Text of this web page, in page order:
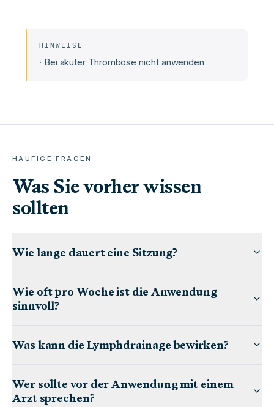
HINWEISE
· Bei akuter Thrombose nicht anwenden
HÄUFIGE FRAGEN
Was Sie vorher wissen
sollten
Wie lange dauert eine Sitzung?
Wie oft pro Woche ist die Anwendung
sinnvoll?
Was kann die Lymphdrainage bewirken?
Wer sollte vor der Anwendung mit einem
Arzt sprechen?